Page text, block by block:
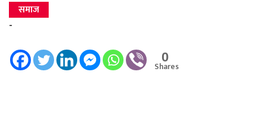
समाज
-
0
Shares